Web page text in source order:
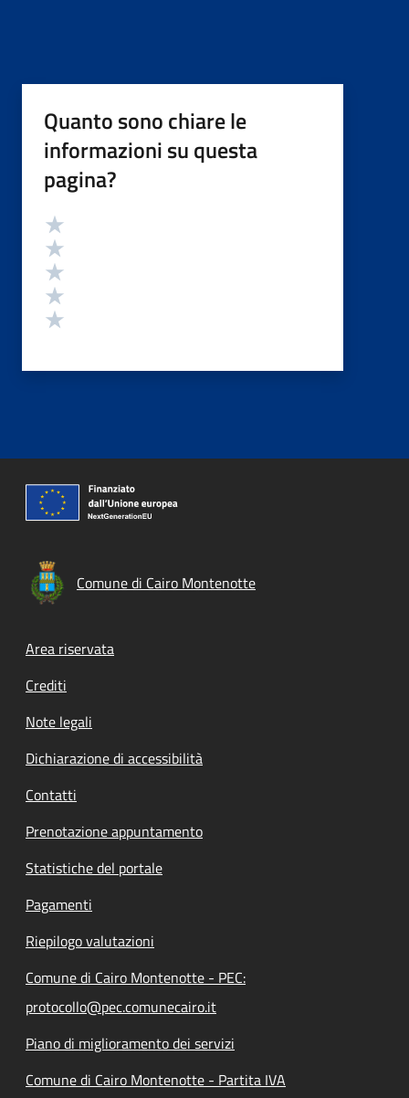
Quanto sono chiare le
informazioni su questa
pagina?
Valutazione
Comune di Cairo Montenotte
Footer menu
Area riservata
Crediti
Note legali
Dichiarazione di accessibilità
Contatti
Prenotazione appuntamento
Statistiche del portale
Pagamenti
Riepilogo valutazioni
Comune di Cairo Montenotte - PEC:
protocollo@pec.comunecairo.it
Piano di miglioramento dei servizi
Comune di Cairo Montenotte - Partita IVA